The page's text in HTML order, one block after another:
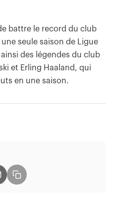
battre le record du club
seule saison de Ligue
des légendes du club
et Erling Haaland, qui
en une saison.